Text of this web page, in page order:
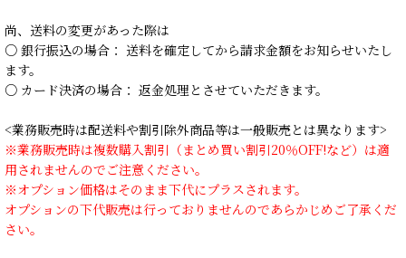
尚、送料の変更があった際は
○ 銀行振込の場合： 送料を確定してから請求金額をお知らせいたし
ます。
○ カード決済の場合： 返金処理とさせていただきます。
<業務販売時は配送料や割引除外商品等は一般販売とは異なります>
※業務販売時は複数購入割引（まとめ買い割引20％OFF!など）は適
用されませんのでご注意ください。
※オプション価格はそのまま下代にプラスされます。
オプションの下代販売は行っておりませんのであらかじめご了承くだ
さい。